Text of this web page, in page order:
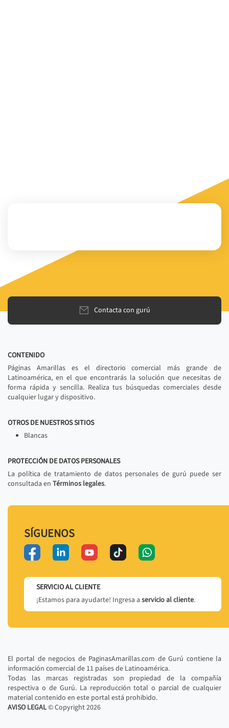
Contacta con gurú
CONTENIDO
Páginas Amarillas es el directorio comercial más grande de
Latinoamérica, en el que encontrarás la solución que necesitas de
forma rápida y sencilla. Realiza tus búsquedas comerciales desde
cualquier lugar y dispositivo.
OTROS DE NUESTROS SITIOS
Blancas
PROTECCIÓN DE DATOS PERSONALES
La política de tratamiento de datos personales de gurú puede ser
consultada en Términos legales.
SÍGUENOS
SERVICIO AL CLIENTE
¡Estamos para ayudarte! Ingresa a servicio al cliente.
El portal de negocios de PaginasAmarillas.com de Gurú contiene la
información comercial de 11 países de Latinoamérica.
Todas las marcas registradas son propiedad de la compañía
respectiva o de Gurú. La reproducción total o parcial de cualquier
material contenido en este portal está prohibido.
AVISO LEGAL© Copyright2026